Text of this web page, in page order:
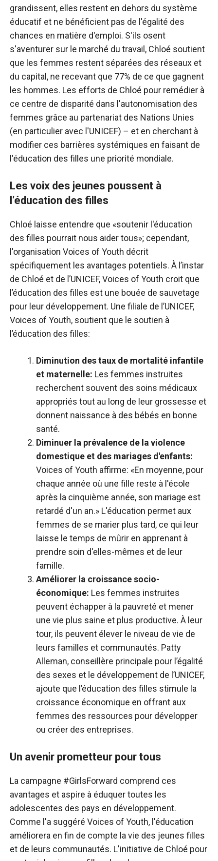
grandissent, elles restent en dehors du système
éducatif et ne bénéficient pas de l'égalité des
chances en matière d'emploi. S'ils osent
s'aventurer sur le marché du travail, Chloé soutient
que les femmes restent séparées des réseaux et
du capital, ne recevant que 77% de ce que gagnent
les hommes. Les efforts de Chloé pour remédier à
ce centre de disparité dans l'autonomisation des
femmes grâce au partenariat des Nations Unies
(en particulier avec l'UNICEF) – et en cherchant à
modifier ces barrières systémiques en faisant de
l'éducation des filles une priorité mondiale.
Les voix des jeunes poussent à
l’éducation des filles
Chloé laisse entendre que «soutenir l'éducation
des filles pourrait nous aider tous»; cependant,
l'organisation Voices of Youth décrit
spécifiquement les avantages potentiels. À l’instar
de Chloé et de l’UNICEF, Voices of Youth croit que
l’éducation des filles est une bouée de sauvetage
pour leur développement. Une filiale de l’UNICEF,
Voices of Youth, soutient que le soutien à
l’éducation des filles:
Diminution des taux de mortalité infantile
et maternelle: Les femmes instruites
recherchent souvent des soins médicaux
appropriés tout au long de leur grossesse et
donnent naissance à des bébés en bonne
santé.
Diminuer la prévalence de la violence
domestique et des mariages d'enfants:
Voices of Youth affirme: «En moyenne, pour
chaque année où une fille reste à l'école
après la cinquième année, son mariage est
retardé d'un an.» L'éducation permet aux
femmes de se marier plus tard, ce qui leur
laisse le temps de mûrir en apprenant à
prendre soin d'elles-mêmes et de leur
famille.
Améliorer la croissance socio-
économique: Les femmes instruites
peuvent échapper à la pauvreté et mener
une vie plus saine et plus productive. À leur
tour, ils peuvent élever le niveau de vie de
leurs familles et communautés. Patty
Alleman, conseillère principale pour l’égalité
des sexes et le développement de l’UNICEF,
ajoute que l’éducation des filles stimule la
croissance économique en offrant aux
femmes des ressources pour développer
ou créer des entreprises.
Un avenir prometteur pour tous
La campagne #GirlsForward comprend ces
avantages et aspire à éduquer toutes les
adolescentes des pays en développement.
Comme l'a suggéré Voices of Youth, l'éducation
améliorera en fin de compte la vie des jeunes filles
et de leurs communautés. L'initiative de Chloé pour